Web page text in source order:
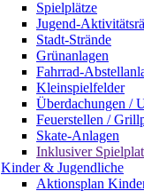
Spielplätze
Jugend-
Stadt-Strände
Grünanlagen
Fahrrad-
Kleinspielfelder
Überdachungen /
Feuerstellen /
Skate-Anlagen
Inklusiver
Kinder & Jugendliche
Aktionsplan